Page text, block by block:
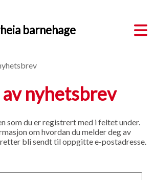
barnehage
nyhetsbrev
som du er registrert med i feltet under.
om hvordan du melder deg av
bli sendt til oppgitte e-postadresse.